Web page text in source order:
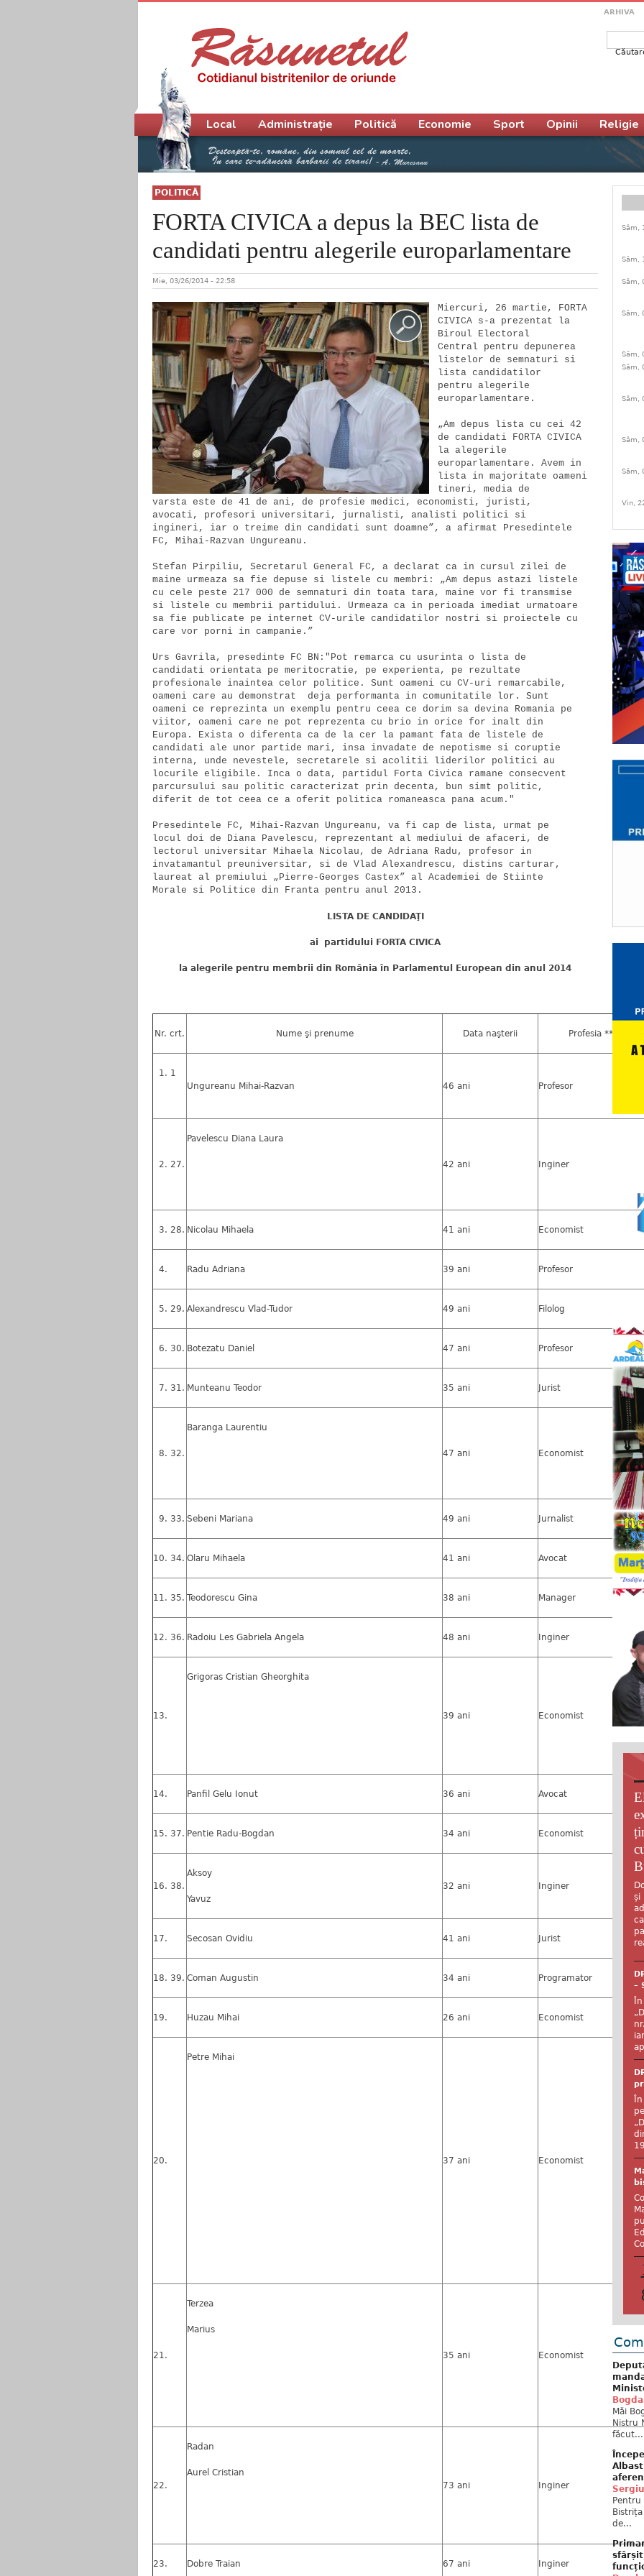
ARHIVA
POLITICĂ
FORTA CIVICA a depus la BEC lista de
candidati pentru alegerile europarlamentare
Mie, 03/26/2014 - 22:58
Miercuri, 26 martie, FORTA
CIVICA s-a prezentat la
Biroul Electoral
Central pentru depunerea
listelor de semnaturi si
lista candidatilor
pentru alegerile
europarlamentare.
„Am depus lista cu cei 42
de candidati FORTA CIVICA
la alegerile
europarlamentare. Avem in
lista in majoritate oameni
tineri, media de
varsta este de 41 de ani, de profesie medici, economisti, juristi,
avocati, profesori universitari, jurnalisti, analisti politici si
ingineri, iar o treime din candidati sunt doamne”, a afirmat Presedintele
FC, Mihai-Razvan Ungureanu.
Stefan Pirpiliu, Secretarul General FC, a declarat ca in cursul zilei de
maine urmeaza sa fie depuse si listele cu membri: „Am depus astazi listele
cu cele peste 217 000 de semnaturi din toata tara, maine vor fi transmise
si listele cu membrii partidului. Urmeaza ca in perioada imediat urmatoare
sa fie publicate pe internet CV-urile candidatilor nostri si proiectele cu
care vor porni in campanie.”
Urs Gavrila, presedinte FC BN:"Pot remarca cu usurinta o lista de
candidati orientata pe meritocratie, pe experienta, pe rezultate
profesionale inaintea celor politice. Sunt oameni cu CV-uri remarcabile,
oameni care au demonstrat  deja performanta in comunitatile lor. Sunt
oameni ce reprezinta un exemplu pentru ceea ce dorim sa devina Romania pe
viitor, oameni care ne pot reprezenta cu brio in orice for inalt din
Europa. Exista o diferenta ca de la cer la pamant fata de listele de
candidati ale unor partide mari, insa invadate de nepotisme si coruptie
interna, unde nevestele, secretarele si acolitii liderilor politici au
locurile eligibile. Inca o data, partidul Forta Civica ramane consecvent
parcursului sau politic caracterizat prin decenta, bun simt politic,
diferit de tot ceea ce a oferit politica romaneasca pana acum."
Presedintele FC, Mihai-Razvan Ungureanu, va fi cap de lista, urmat pe
locul doi de Diana Pavelescu, reprezentant al mediului de afaceri, de
lectorul universitar Mihaela Nicolau, de Adriana Radu, profesor in
invatamantul preuniversitar, si de Vlad Alexandrescu, distins carturar,
laureat al premiului „Pierre-Georges Castex” al Academiei de Stiinte
LISTA DE CANDIDAŢI
ai partidului FORTA CIVICA
la alegerile pentru membrii din România în Parlamentul European din anul 2014
Nr. crt. Nume şi prenume Data naşterii Profesia ******)
1
Ungureanu Mihai-Razvan
46 ani Profesor
27.
Pavelescu Diana Laura
42 ani Inginer
28. Nicolau Mihaela 41 ani Economist
Radu Adriana 39 ani Profesor
29. Alexandrescu Vlad-Tudor 49 ani Filolog
30. Botezatu Daniel 47 ani Profesor
31. Munteanu Teodor 35 ani Jurist
32.
Baranga Laurentiu
47 ani Economist
33. Sebeni Mariana 49 ani Jurnalist
34. Olaru Mihaela 41 ani Avocat
35. Teodorescu Gina 38 ani Manager
36. Radoiu Les Gabriela Angela 48 ani Inginer
Grigoras Cristian Gheorghita
39 ani Economist
Panfil Gelu Ionut 36 ani Avocat
37. Pentie Radu-Bogdan 34 ani Economist
38.
Aksoy
Yavuz
32 ani Inginer
Secosan Ovidiu 41 ani Jurist
39. Coman Augustin 34 ani Programator
Huzau Mihai 26 ani Economist
Petre Mihai
37 ani Economist
Terzea
Marius
35 ani Economist
Radan
Aurel Cristian
73 ani
Inginer
Dobre Traian 67 ani Inginer
Meniu principal
Local Administrație Politică Economie Sport Opinii Religie
Sâm,
Sâm,
Sâm,
Sâm,
Sâm,
Sâm,
Sâm,
Sâm,
Sâm,
Vin,
și
–
În
În
Măi
Nistru
făcut...
Sergiu
de...